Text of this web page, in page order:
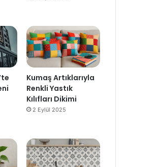
Kumaş Artıklarıyla
Renkli Yastık
Kılıfları Dikimi
2 Eylül 2025